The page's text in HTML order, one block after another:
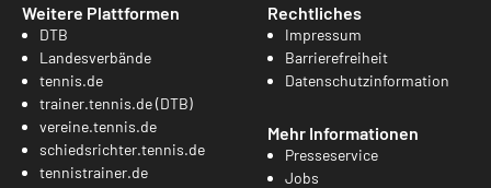
Weitere Plattformen
DTB
Landesverbände
tennis.de
trainer.tennis.de (DTB)
vereine.tennis.de
schiedsrichter.tennis.de
tennistrainer.de
Rechtliches
Impressum
Barrierefreiheit
Datenschutzinformation
Mehr Informationen
Presseservice
Jobs